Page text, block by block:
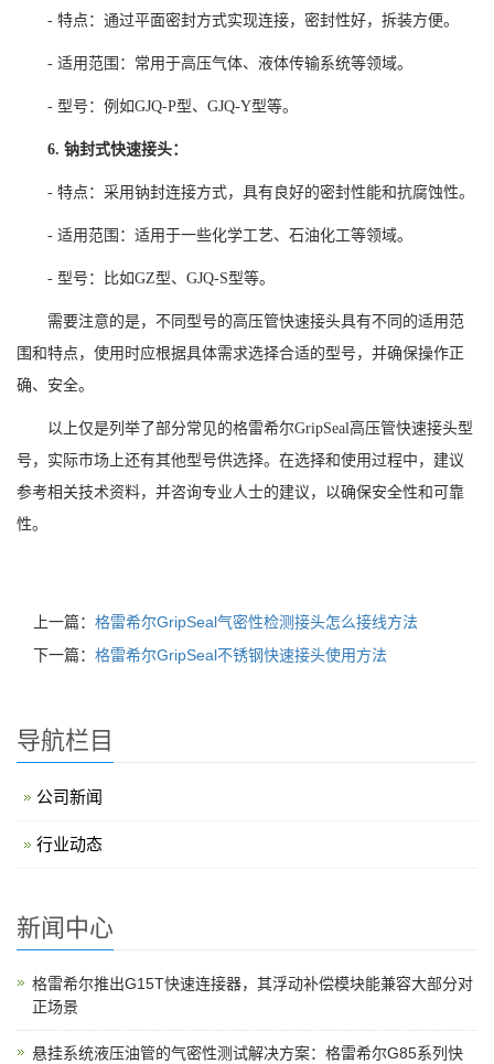
- 特点：通过平面密封方式实现连接，密封性好，拆装方便。
- 适用范围：常用于高压气体、液体传输系统等领域。
- 型号：例如GJQ-P型、GJQ-Y型等。
6. 钠封式快速接头：
- 特点：采用钠封连接方式，具有良好的密封性能和抗腐蚀性。
- 适用范围：适用于一些化学工艺、石油化工等领域。
- 型号：比如GZ型、GJQ-S型等。
需要注意的是，不同型号的高压管快速接头具有不同的适用范
围和特点，使用时应根据具体需求选择合适的型号，并确保操作正
确、安全。
以上仅是列举了部分常见的格雷希尔GripSeal高压管快速接头型
号，实际市场上还有其他型号供选择。在选择和使用过程中，建议
参考相关技术资料，并咨询专业人士的建议，以确保安全性和可靠
性。
上一篇： 格雷希尔GripSeal气密性检测接头怎么接线方法
下一篇： 格雷希尔GripSeal不锈钢快速接头使用方法
导航栏目
公司新闻
行业动态
新闻中心
格雷希尔推出G15T快速连接器，其浮动补偿模块能兼容大部分对
正场景
悬挂系统液压油管的气密性测试解决方案：格雷希尔G85系列快